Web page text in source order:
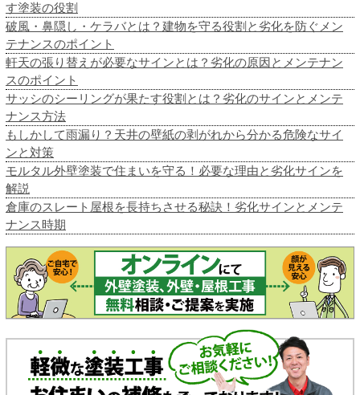
す塗装の役割
破風・鼻隠し・ケラバとは？建物を守る役割と劣化を防ぐメン
テナンスのポイント
軒天の張り替えが必要なサインとは？劣化の原因とメンテナン
スのポイント
サッシのシーリングが果たす役割とは？劣化のサインとメンテ
ナンス方法
もしかして雨漏り？天井の壁紙の剥がれから分かる危険なサイ
ンと対策
モルタル外壁塗装で住まいを守る！必要な理由と劣化サインを
解説
倉庫のスレート屋根を長持ちさせる秘訣！劣化サインとメンテ
ナンス時期